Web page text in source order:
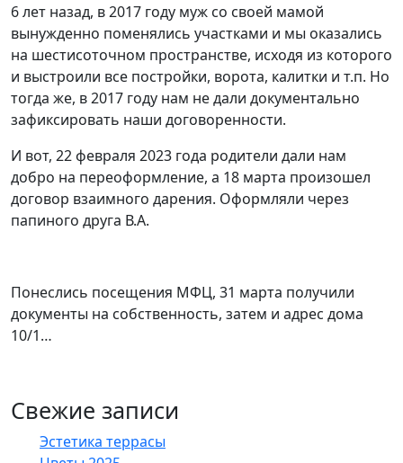
6 лет назад, в 2017 году муж со своей мамой
вынужденно поменялись участками и мы оказались
на шестисоточном пространстве, исходя из которого
и выстроили все постройки, ворота, калитки и т.п. Но
тогда же, в 2017 году нам не дали документально
зафиксировать наши договоренности.
И вот, 22 февраля 2023 года родители дали нам
добро на переоформление, а 18 марта произошел
договор взаимного дарения. Оформляли через
папиного друга В.А.
Понеслись посещения МФЦ, 31 марта получили
документы на собственность, затем и адрес дома
10/1…
Свежие записи
Эстетика террасы